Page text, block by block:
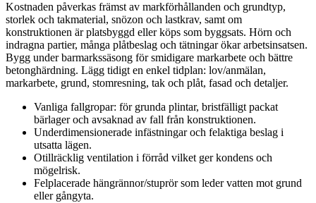
Kostnaden påverkas främst av markförhållanden och grundtyp,
storlek och takmaterial, snözon och lastkrav, samt om
konstruktionen är platsbyggd eller köps som byggsats. Hörn och
indragna partier, många plåtbeslag och tätningar ökar arbetsinsatsen.
Bygg under barmarkssäsong för smidigare markarbete och bättre
betonghärdning. Lägg tidigt en enkel tidplan: lov/anmälan,
markarbete, grund, stomresning, tak och plåt, fasad och detaljer.
Vanliga fallgropar: för grunda plintar, bristfälligt packat
bärlager och avsaknad av fall från konstruktionen.
Under­dimensionerade infästningar och felaktiga beslag i
utsatta lägen.
Otillräcklig ventilation i förråd vilket ger kondens och
mögelrisk.
Felplacerade hängrännor/stuprör som leder vatten mot grund
eller gångyta.